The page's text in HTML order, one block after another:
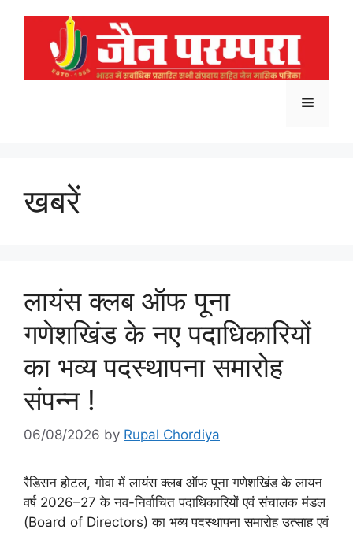
Menu
खबरें
लायंस क्लब ऑफ पूना
गणेशखिंड के नए पदाधिकारियों
का भव्य पदस्थापना समारोह
संपन्न !
06/08/2026 by Rupal Chordiya
रैडिसन होटल, गोवा में लायंस क्लब ऑफ पूना गणेशखिंड के लायन
वर्ष 2026–27 के नव-निर्वाचित पदाधिकारियों एवं संचालक मंडल
(Board of Directors) का भव्य पदस्थापना समारोह उत्साह एवं